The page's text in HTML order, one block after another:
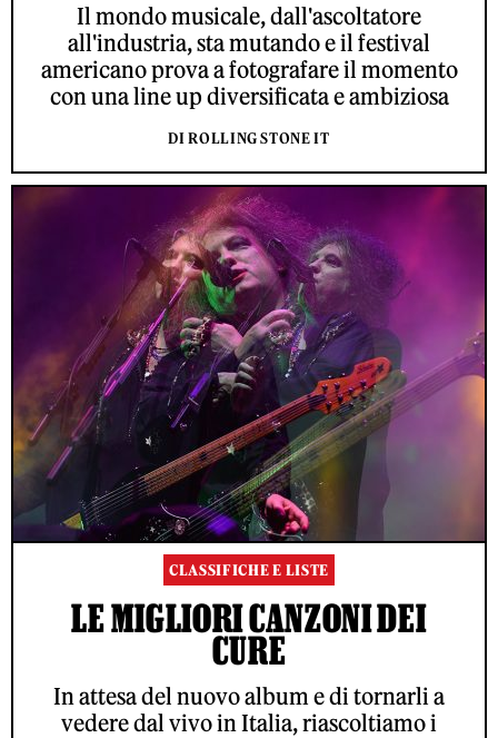
Il mondo musicale, dall'ascoltatore
all'industria, sta mutando e il festival
americano prova a fotografare il momento
con una line up diversificata e ambiziosa
DI ROLLING STONE IT
CLASSIFICHE E LISTE
LE MIGLIORI CANZONI DEI
CURE
In attesa del nuovo album e di tornarli a
vedere dal vivo in Italia, riascoltiamo i